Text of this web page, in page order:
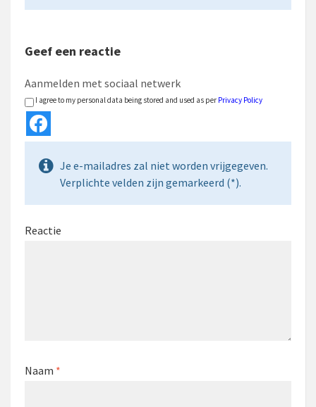
Geef een reactie
Aanmelden met sociaal netwerk
I agree to my personal data being stored and used as per Privacy Policy
Je e-mailadres zal niet worden vrijgegeven.
Verplichte velden zijn gemarkeerd (*).
Reactie
Naam *